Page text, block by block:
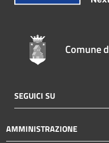
Comune
SEGUICI SU
AMMINISTRAZIONE